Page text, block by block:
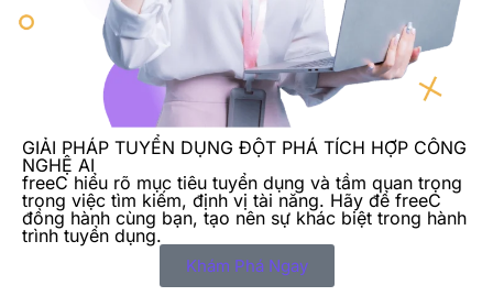
GIẢI PHÁP TUYỂN DỤNG ĐỘT PHÁ TÍCH HỢP CÔNG
NGHỆ AI
freeC hiểu rõ mục tiêu tuyển dụng và tầm quan trọng
trong việc tìm kiếm, định vị tài năng. Hãy để freeC
đồng hành cùng bạn, tạo nên sự khác biệt trong hành
trình tuyển dụng.
Khám Phá Ngay